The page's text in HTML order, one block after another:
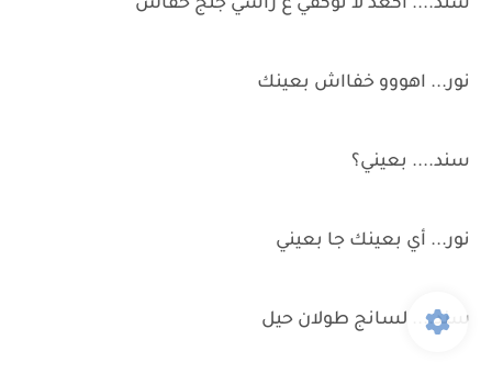
سند.... اكعد لا توكفي ع راسي جنج خفاش
نور... اهووو خفااش بعينك
سند.... بعيني؟
نور... أي بعينك جا بعيني
سند.... لسانج طولان حيل